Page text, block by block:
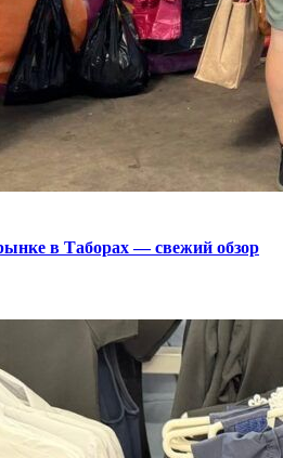
в Таборах — свежий обзор